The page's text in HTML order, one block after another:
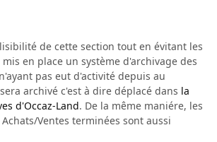
de cette section tout en évitant les
en place un système d'archivage des
pas eut d'activité depuis au
archivé c'est à dire déplacé dans la
d'Occaz-Land. De la même maniére, les
Ventes terminées sont aussi